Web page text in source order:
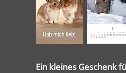
Ein kleines Geschenk